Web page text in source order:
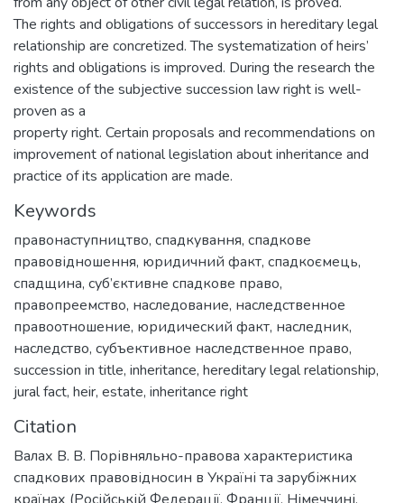
The rights and obligations of successors in hereditary legal
relationship are concretized. The systematization of heirs’
rights and obligations is improved. During the research the
existence of the subjective succession law right is well-
proven as a
property right. Certain proposals and recommendations on
improvement of national legislation about inheritance and
practice of its application are made.
Keywords
правонаступництво, спадкування, спадкове
правовідношення, юридичний факт, спадкоємець,
спадщина, суб’єктивне спадкове право,
правопреемство, наследование, наследственное
правоотношение, юридический факт, наследник,
наследство, субъективное наследственное право,
succession in title, inheritance, hereditary legal relationship,
jural fact, heir, estate, inheritance right
Citation
Валах В. В. Порівняльно-правова характеристика
спадкових правовідносин в Україні та зарубіжних